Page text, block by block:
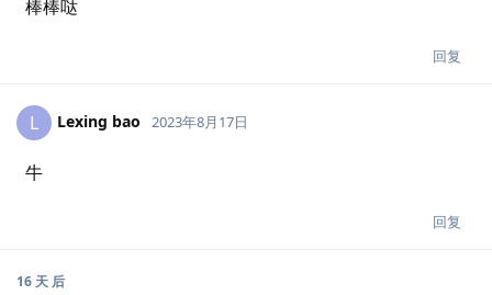
棒棒哒
回复
L Lexing bao 2023年8月17日
牛
回复
16 天 后